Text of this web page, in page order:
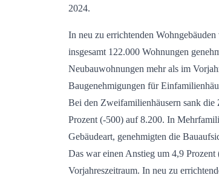
2024.
In neu zu errichtenden
insgesamt 122.000 Wohnungen
Neubauwohnungen mehr als im
Baugenehmigungen für
Bei den Zweifamilienhäusern sank
Prozent (-500) auf 8.200. In
Gebäudeart, genehmigten die
Das war einen Anstieg um 4,9 Prozent
Vorjahreszeitraum. In neu zu